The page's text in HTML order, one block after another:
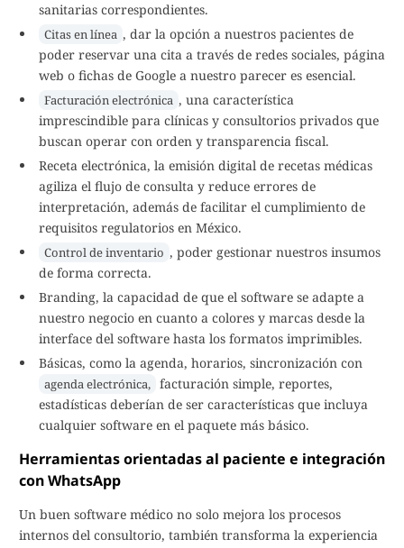
sanitarias correspondientes.
Citas en línea , dar la opción a nuestros pacientes de
poder reservar una cita a través de redes sociales, página
web o fichas de Google a nuestro parecer es esencial.
Facturación electrónica , una característica
imprescindible para clínicas y consultorios privados que
buscan operar con orden y transparencia fiscal.
Receta electrónica, la emisión digital de recetas médicas
agiliza el flujo de consulta y reduce errores de
interpretación, además de facilitar el cumplimiento de
requisitos regulatorios en México.
Control de inventario , poder gestionar nuestros insumos
de forma correcta.
Branding, la capacidad de que el software se adapte a
nuestro negocio en cuanto a colores y marcas desde la
interface del software hasta los formatos imprimibles.
Básicas, como la agenda, horarios, sincronización con
agenda electrónica, facturación simple, reportes,
estadísticas deberían de ser características que incluya
cualquier software en el paquete más básico.
Herramientas orientadas al paciente e integración
con WhatsApp
Un buen software médico no solo mejora los procesos
internos del consultorio, también transforma la experiencia